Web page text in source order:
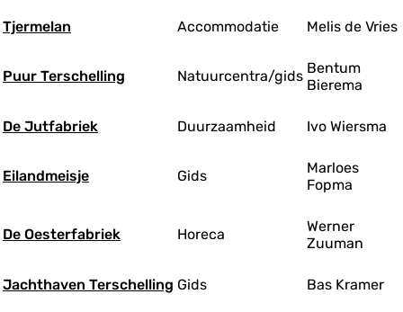
Tjermelan Accommodatie Melis de Vries
Puur Terschelling Natuurcentra/gids Bentum
Bierema
De Jutfabriek Duurzaamheid Ivo Wiersma
Eilandmeisje Gids
Marloes
Fopma
De Oesterfabriek Horeca
Werner
Zuuman
Jachthaven Terschelling Gids Bas Kramer